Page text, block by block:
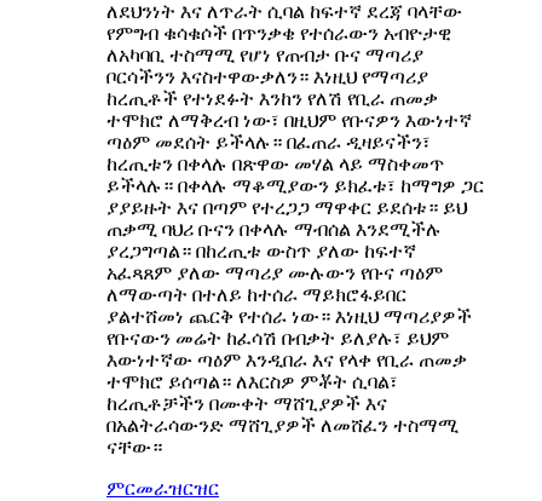
ለደህንነት እና ለጥራት ሲባል ከፍተኛ ደረጃ ባላቸው
የምግብ ቁሳቁሶች በጥንቃቄ የተሰራውን አብዮታዊ
ለአካባቢ ተስማሚ የሆነ የጠብታ ቡና ማጣሪያ
ቦርሳችንን እናስተዋውቃለን። እነዚህ የማጣሪያ
ከረጢቶች የተነደፉት እንከን የለሽ የቢራ ጠመቃ
ተሞክሮ ለማቅረብ ነው፣ በዚህም የቡናዎን እውነተኛ
ጣዕም መደሰት ይችላሉ። በፈጠራ ዲዛይናችን፣
ከረጢቱን በቀላሉ በጽዋው መሃል ላይ ማስቀመጥ
ይችላሉ። በቀላሉ ማቆሚያውን ይክፈቱ፣ ከማግዎ ጋር
ያያይዙት እና በጣም የተረጋጋ ማዋቀር ይደሰቱ። ይህ
ጠቃሚ ባህሪ ቡናን በቀላሉ ማብሰል እንደሚችሉ
ያረጋግጣል። በከረጢቱ ውስጥ ያለው ከፍተኛ
አፈጻጸም ያለው ማጣሪያ ሙሉውን የቡና ጣዕም
ለማውጣት በተለይ ከተሰራ ማይክሮፋይበር
ያልተሸመነ ጨርቅ የተሰራ ነው። እነዚህ ማጣሪያዎች
የቡናውን መሬት ከፈሳሽ በብቃት ይለያሉ፣ ይህም
እውነተኛው ጣዕም እንዲበራ እና የላቀ የቢራ ጠመቃ
ተሞክሮ ይሰጣል። ለእርስዎ ምቾት ሲባል፣
ከረጢቶቻችን በሙቀት ማሸጊያዎች እና
በአልትራሳውንድ ማሸጊያዎች ለመሸፈን ተስማሚ
ናቸው።
ምርመራዝርዝር